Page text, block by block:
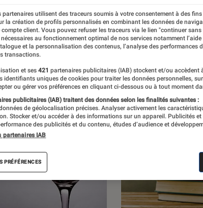
les auteurs qui nourrissent et enrichissent
la littérature.
partenaires utilisent des traceurs soumis à votre consentement à des
la création de profils personnalisés en combinant les données de
compte client. Vous pouvez refuser les traceurs via le lien "continuer sans
au fonctionnement optimal de nos services notamment
et la personnalisation des contenus, l’analyse des performances
transactions.
et ses 421 partenaires publicitaires (IAB) stockent et/ou accèdent
identifiants uniques de cookies pour traiter les données personnelles,
ou gérer vos préférences en cliquant ci-dessous ou à tout moment
publicitaires (IAB) traitent des données selon les finalités suivantes :
de géolocalisation précises. Analyser activement les
Stocker et/ou accéder à des informations sur un appareil. Publicités
des publicités et du contenu, études d’audience et
partenaires IAB
PRÉFÉRENCES